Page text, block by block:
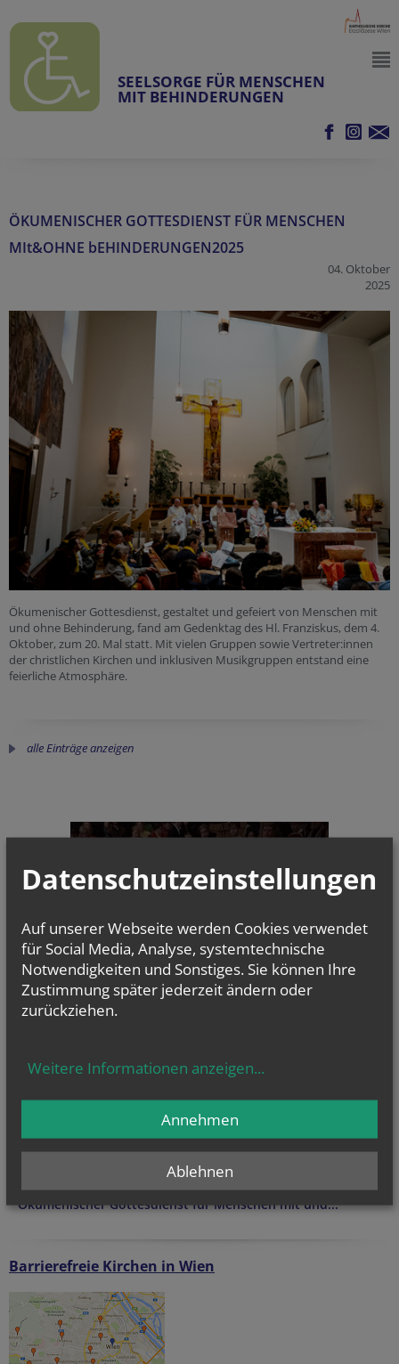
SEELSORGE FÜR MENSCHEN
MIT BEHINDERUNGEN
ÖKUMENISCHER GOTTESDIENST FÜR MENSCHEN
MIt&OHNE bEHINDERUNGEN2025
04. Oktober
2025
Ökumenischer Gottesdienst, gestaltet und gefeiert von Menschen mit
und ohne Behinderung, fand am Gedenktag des Hl. Franziskus, dem 4.
Oktober, zum 20. Mal statt. Mit vielen Gruppen sowie Vertreter:innen
der christlichen Kirchen und inklusiven Musikgruppen entstand eine
feierliche Atmosphäre.
alle Einträge anzeigen
CHRONIK
TERMINE
Sa.., 03. Oktober 2026 15:00
Ökumenischer Gottesdienst für Menschen mit und...
Barrierefreie Kirchen in Wien
Datenschutzeinstellungen
Auf unserer Webseite werden Cookies verwendet
für Social Media, Analyse, systemtechnische
Notwendigkeiten und Sonstiges. Sie können Ihre
Zustimmung später jederzeit ändern oder
zurückziehen.
Weitere Informationen anzeigen...
Ablehnen
Annehmen